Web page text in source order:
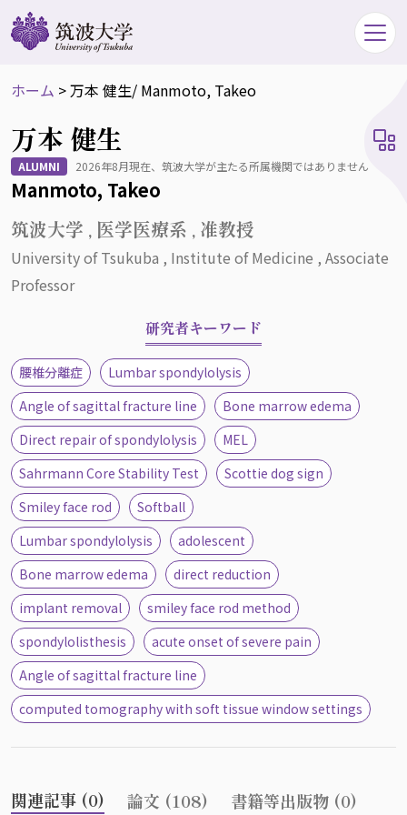
ホーム >万本 健生/ Manmoto, Takeo
万本 健生
ALUMNI 2026年8月現在、筑波大学が主たる所属機関ではありません
Manmoto, Takeo
筑波大学 , 医学医療系 , 准教授
University of Tsukuba , Institute of Medicine , Associate
Professor
研究者キーワード
腰椎分離症
Lumbar spondylolysis
Angle of sagittal fracture line
Bone marrow edema
Direct repair of spondylolysis
MEL
Sahrmann Core Stability Test
Scottie dog sign
Smiley face rod
Softball
Lumbar spondylolysis
adolescent
Bone marrow edema
direct reduction
implant removal
smiley face rod method
spondylolisthesis
acute onset of severe pain
Angle of sagittal fracture line
computed tomography with soft tissue window settings
関連記事 (0) 論文 (108) 書籍等出版物 (0)